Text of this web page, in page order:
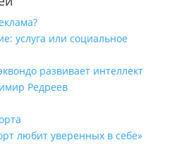
услуга или социальное
развивает интеллект
Редреев
любит уверенных в себе»